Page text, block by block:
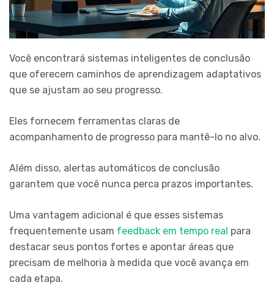
Você encontrará sistemas inteligentes de conclusão
que oferecem caminhos de aprendizagem adaptativos
que se ajustam ao seu progresso.
Eles fornecem ferramentas claras de
acompanhamento de progresso para mantê-lo no alvo.
Além disso, alertas automáticos de conclusão
garantem que você nunca perca prazos importantes.
Uma vantagem adicional é que esses sistemas
frequentemente usam feedback em tempo real para
destacar seus pontos fortes e apontar áreas que
precisam de melhoria à medida que você avança em
cada etapa.